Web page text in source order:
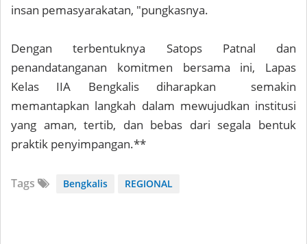
insan pemasyarakatan, "pungkasnya.
Dengan terbentuknya Satops Patnal dan
penandatanganan komitmen bersama ini, Lapas
Kelas IIA Bengkalis diharapkan semakin
memantapkan langkah dalam mewujudkan institusi
yang aman, tertib, dan bebas dari segala bentuk
praktik penyimpangan.**
Tags Bengkalis REGIONAL